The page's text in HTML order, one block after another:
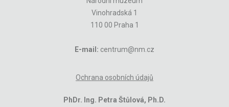
Vinohradská 1
110 00 Praha 1
E-mail: centrum@nm.cz
Ochrana osobních údajů
PhDr. Ing. Petra Štůlová, Ph.D.